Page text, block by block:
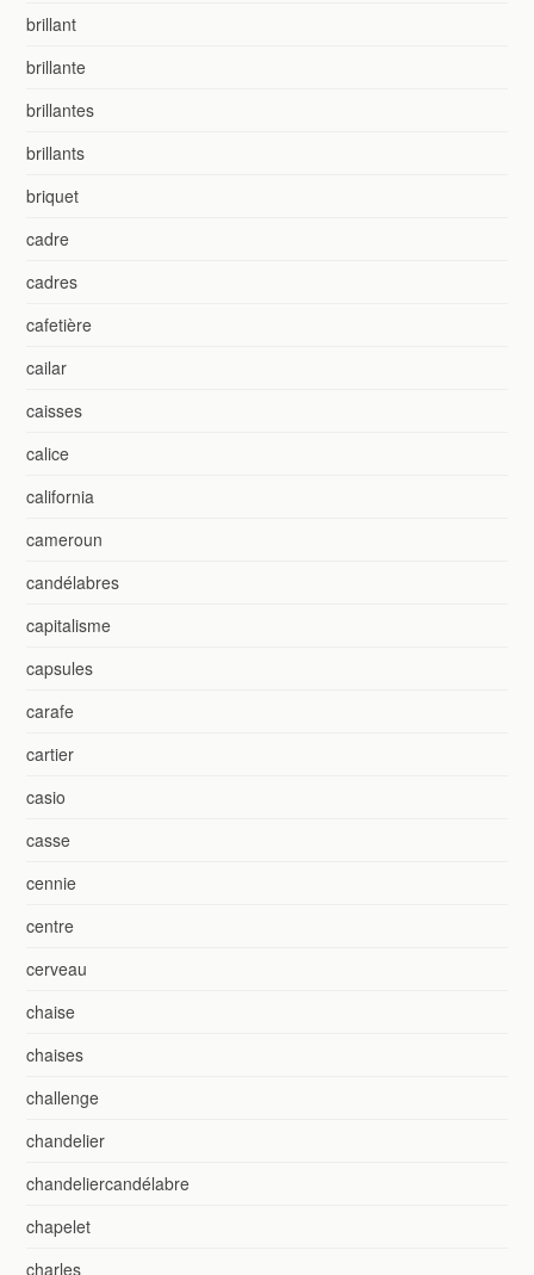
brillant
brillante
brillantes
brillants
briquet
cadre
cadres
cafetière
cailar
caisses
calice
california
cameroun
candélabres
capitalisme
capsules
carafe
cartier
casio
casse
cennie
centre
cerveau
chaise
chaises
challenge
chandelier
chandeliercandélabre
chapelet
charles